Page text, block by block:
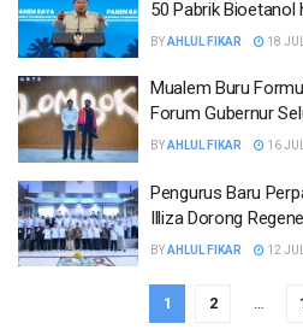
50 Pabrik
BYAHLUL FIKAR 18
Mualem Buru
Forum Gubernur
BYAHLUL FIKAR 16
Pengurus Baru
Illiza Dorong
BYAHLUL FIKAR 12
1 2 …